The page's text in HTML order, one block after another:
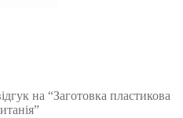
на “Заготовка пластикова